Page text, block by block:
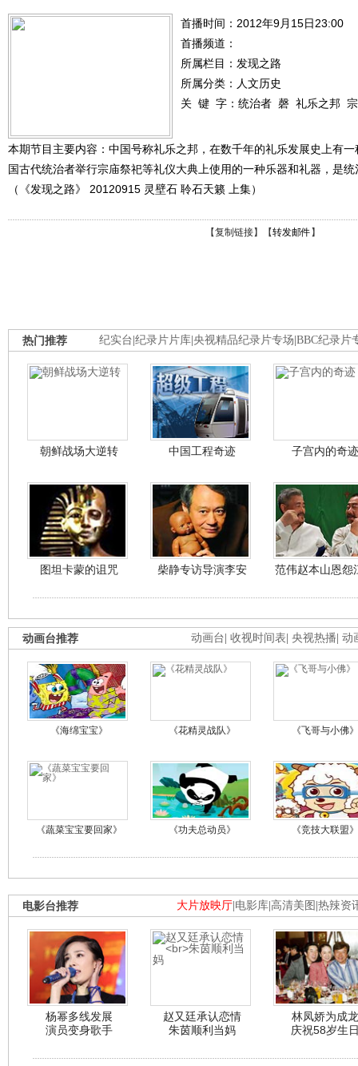
首播时间：2012年9月15日23:00
首播频道：
所属栏目： 发现之路
所属分类：人文历史
关 键 字： 统治者 磬 礼乐之邦
本期节目主要内容：中国号称礼乐之邦，在数千年的礼乐发展史上有一
国古代统治者举行宗庙祭祀等礼仪大典上使用的一种乐器和礼器，是
（《发现之路》 20120915 灵壁石 聆石天籁 上集）
【复制链接】【转发邮件 】
纪实台 纪录片片库 央视精品纪录片专场 BBC纪录片
热门推荐
朝鲜战场大逆转 中国工程奇迹 子宫内的奇迹
图坦卡蒙的诅咒 柴静专访导演李安 范伟赵本山恩怨
动画台 收视时间表 央视热播 动
动画台推荐
《海绵宝宝》 《花精灵战队》 《飞哥与小佛》
《蔬菜宝宝要回家》 《功夫总动员》 《竞技大联盟》
大片放映厅 电影库 高清美图 热辣资
电影台推荐
杨幂多线发展
演员变身歌手
赵又廷承认恋情
朱茵顺利当妈
林凤娇为成龙
庆祝58岁生